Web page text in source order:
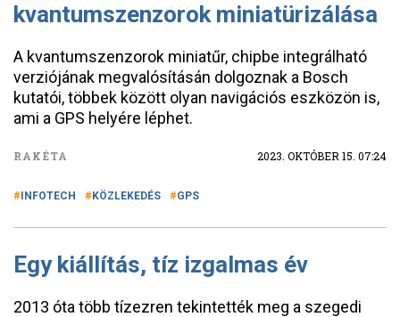
kvantumszenzorok miniatürizálása
A kvantumszenzorok miniatűr, chipbe integrálható
verziójának megvalósításán dolgoznak a Bosch
kutatói, többek között olyan navigációs eszközön is,
ami a GPS helyére léphet.
RAKÉTA 2023. OKTÓBER 15. 07:24
INFOTECH KÖZLEKEDÉS GPS
Egy kiállítás, tíz izgalmas év
2013 óta több tízezren tekintették meg a szegedi